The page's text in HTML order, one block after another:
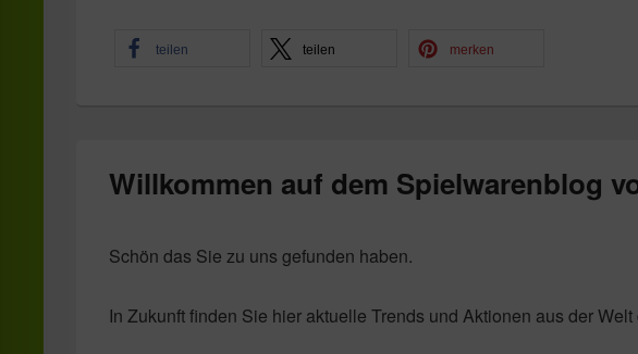
teilen teilen merken
Willkommen auf dem Spielwarenblog
Schön das Sie zu uns gefunden haben.
In Zukunft finden Sie hier aktuelle Trends und Aktionen aus der